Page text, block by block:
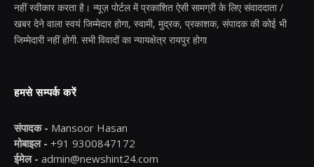
नहीं स्वीकार करता है। न्यूज़ पोर्टल में प्रकाशित ऐसी सामग्री के लिए संवाददाता /
खबर देने वाला स्वयं जिम्मेदार होगा, स्वामी, मुद्रक, प्रकाशक, संपादक की कोई भी
जिम्मेदारी नहीं होगी. सभी विवादों का न्यायक्षेत्र रायपुर होगा
हमसे सम्पर्क करें
संपादक - Mansoor Hasan
मोबाइल - +91 9300847172
ईमेल - admin@newshint24.com